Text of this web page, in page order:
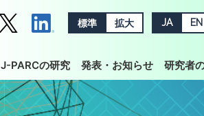
標準 拡大 JA EN
J-PARCの研究 発表・お知らせ 研究者